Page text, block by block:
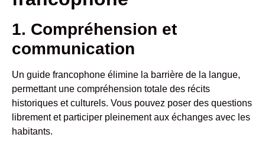
1. Compréhension et
communication
Un guide francophone élimine la barrière de la langue,
permettant une compréhension totale des récits
historiques et culturels. Vous pouvez poser des questions
librement et participer pleinement aux échanges avec les
habitants.